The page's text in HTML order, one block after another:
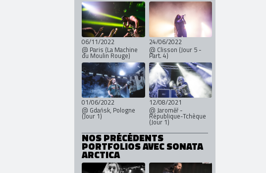
06/11/2022
@ Paris (La Machine
du Moulin Rouge)
24/06/2022
@ Clisson (Jour 5 -
Part. 4)
01/06/2022
@ Gdańsk, Pologne
(Jour 1)
12/08/2021
@ Jaroměř -
République-Tchèque
(Jour 1)
NOS PRÉCÉDENTS
PORTFOLIOS AVEC SONATA
ARCTICA